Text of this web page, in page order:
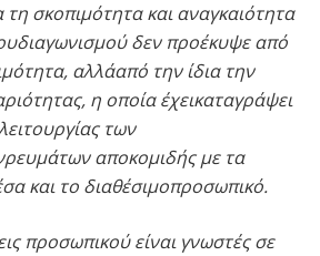
τη σκοπιμότητα και αναγκαιότητα
δεν προέκυψε από
αλλάαπό την ίδια την
η οποία έχεικαταγράψει
των
αποκομιδής με τα
και το διαθέσιμοπροσωπικό.
προσωπικού είναι γνωστές σε